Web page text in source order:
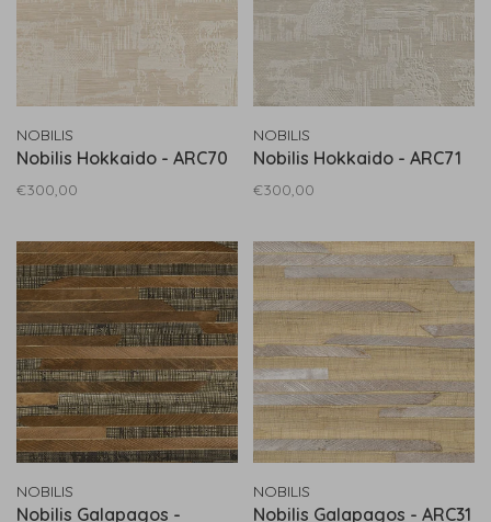
NOBILIS
Nobilis Hokkaido - ARC70
€300,00
NOBILIS
Nobilis Hokkaido - ARC71
€300,00
NOBILIS
Nobilis Galapagos -
NOBILIS
Nobilis Galapagos - ARC31